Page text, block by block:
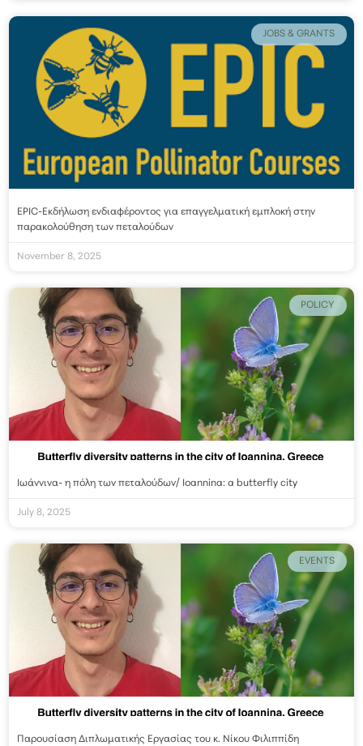
JOBS & GRANTS
EPIC-Εκδήλωση ενδιαφέροντος για επαγγελματική εμπλοκή στην
παρακολούθηση των πεταλούδων
November 8, 2025
POLICY
Ιωάννινα- η πόλη των πεταλούδων/ Ioannina: a butterfly city
July 8, 2025
EVENTS
Παρουσίαση Διπλωματικής Εργασίας του κ. Νίκου Φιλιππίδη